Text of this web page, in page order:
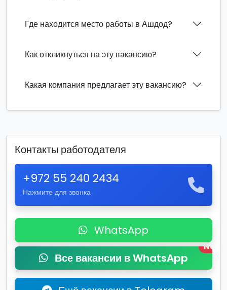
Где находится место работы в Ашдод?
Как откликнуться на эту вакансию?
Какая компания предлагает эту вакансию?
Контакты работодателя
+972 55 240 2434
Нажмите для звонка
WhatsApp
Все вакансии в WhatsApp
New